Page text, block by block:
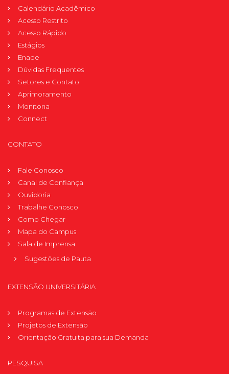
Calendário Acadêmico
Acesso Restrito
Acesso Rápido
Estágios
Enade
Dúvidas Frequentes
Setores e Contato
Aprimoramento
Monitoria
Connect
CONTATO
Fale Conosco
Canal de Confiança
Ouvidoria
Trabalhe Conosco
Como Chegar
Mapa do Campus
Sala de Imprensa
Sugestões de Pauta
EXTENSÃO UNIVERSITÁRIA
Programas de Extensão
Projetos de Extensão
Orientação Gratuita para sua Demanda
PESQUISA